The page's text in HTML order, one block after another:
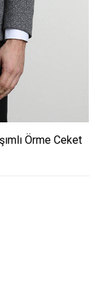
Örme Ceket